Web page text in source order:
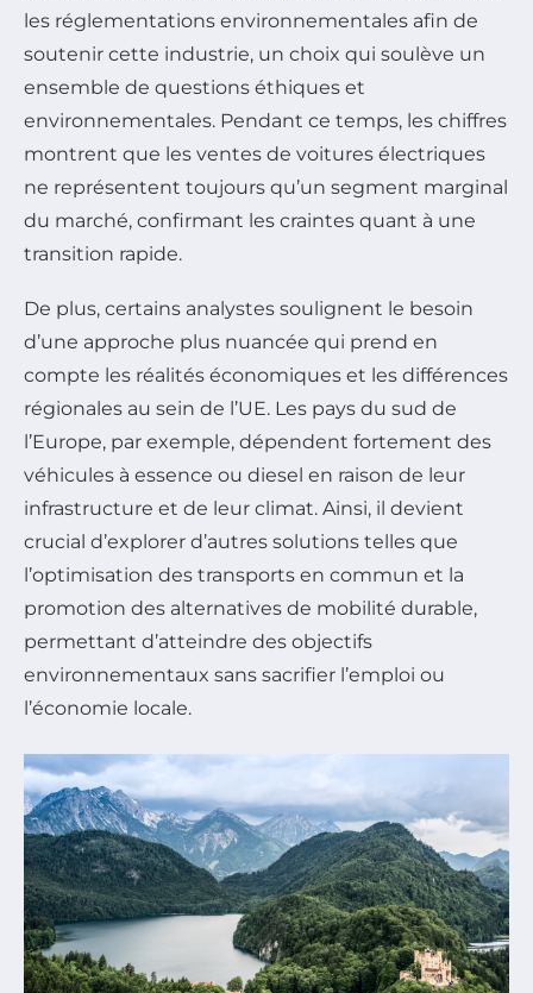
les réglementations environnementales afin de
soutenir cette industrie, un choix qui soulève un
ensemble de questions éthiques et
environnementales. Pendant ce temps, les chiffres
montrent que les ventes de voitures électriques
ne représentent toujours qu’un segment marginal
du marché, confirmant les craintes quant à une
transition rapide.
De plus, certains analystes soulignent le besoin
d’une approche plus nuancée qui prend en
compte les réalités économiques et les différences
régionales au sein de l’UE. Les pays du sud de
l’Europe, par exemple, dépendent fortement des
véhicules à essence ou diesel en raison de leur
infrastructure et de leur climat. Ainsi, il devient
crucial d’explorer d’autres solutions telles que
l’optimisation des transports en commun et la
promotion des alternatives de mobilité durable,
permettant d’atteindre des objectifs
environnementaux sans sacrifier l’emploi ou
l’économie locale.